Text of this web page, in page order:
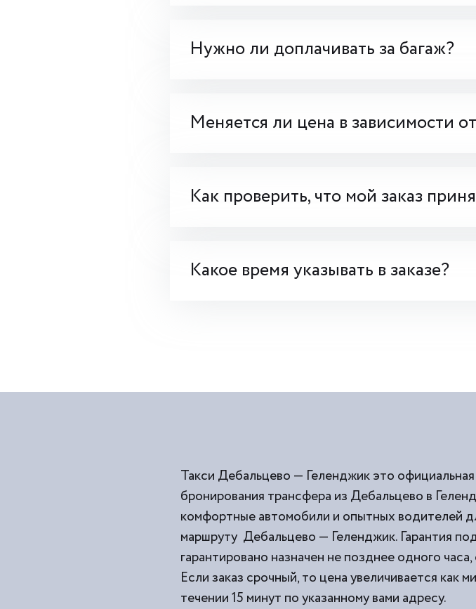
Нужно ли доплачивать за багаж?
Меняется ли цена в зависимости
Как проверить, что мой заказ
Какое время указывать в заказе?
Такси Дебальцево — Геленджик это
бронирования трансфера из Дебальцево в
комфортные автомобили и опытных водителей
маршруту Дебальцево — Геленджик. Гарантия
гарантировано назначен не позднее одного
Если заказ срочный, то цена увеличивается как
течении 15 минут по указанному вами адресу.